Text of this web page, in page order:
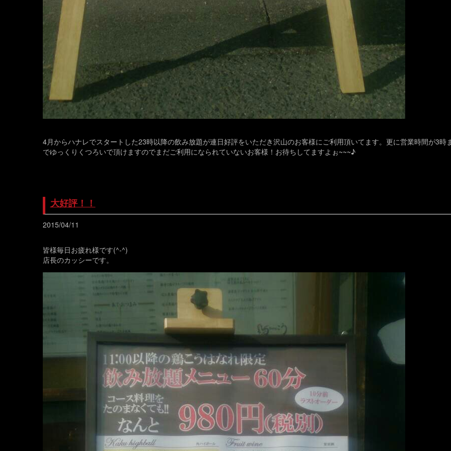
4月からハナレでスタートした23時以降の飲み放題が連日好評をいただき沢山のお客様にご利用頂いてます。更に営業時間が3時
でゆっくりくつろいで頂けますのでまだご利用になられていないお客様！お待ちしてますよぉ~~~♪
大好評！！
2015/04/11
皆様毎日お疲れ様です(^-^)
店長のカッシーです。